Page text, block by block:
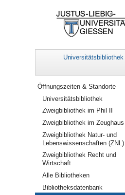
Universitätsbibliothek
Navigation
Öffnungszeiten & Standorte
Universitätsbibliothek
Zweigbibliothek im Phil II
Zweigbibliothek im Zeughaus
Zweigbibliothek Natur- und
Lebenswissenschaften (ZNL)
Zweigbibliothek Recht und
Wirtschaft
Alle Bibliotheken
Bibliotheksdatenbank